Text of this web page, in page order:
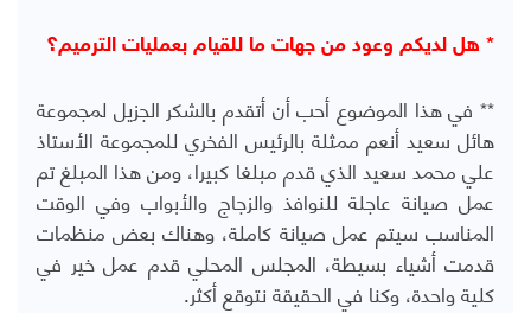
* هل لديكم وعود من جهات ما للقيام بعمليات الترميم؟
** في هذا الموضوع أحب أن أتقدم بالشكر الجزيل لمجموعة
هائل سعيد أنعم ممثلة بالرئيس الفخري للمجموعة الأستاذ
علي محمد سعيد الذي قدم مبلغا كبيرا، ومن هذا المبلغ تم
عمل صيانة عاجلة للنوافذ والزجاج والأبواب وفي الوقت
المناسب سيتم عمل صيانة كاملة، وهناك بعض منظمات
قدمت أشياء بسيطة، المجلس المحلي قدم عمل خير في
كلية واحدة، وكنا في الحقيقة نتوقع أكثر.